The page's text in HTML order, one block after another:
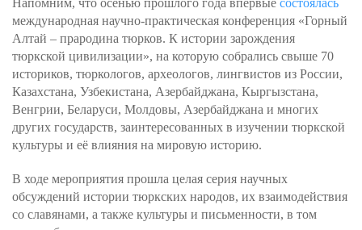
Напомним, что осенью прошлого года впервые состоялась
международная научно-практическая конференция «Горный
Алтай – прародина тюрков. К истории зарождения
тюркской цивилизации», на которую собрались свыше 70
историков, тюркологов, археологов, лингвистов из России,
Казахстана, Узбекистана, Азербайджана, Кыргызстана,
Венгрии, Беларуси, Молдовы, Азербайджана и многих
других государств, заинтересованных в изучении тюркской
культуры и её влияния на мировую историю.
В ходе мероприятия прошла целая серия научных
обсуждений истории тюркских народов, их взаимодействия
со славянами, а также культуры и письменности, в том